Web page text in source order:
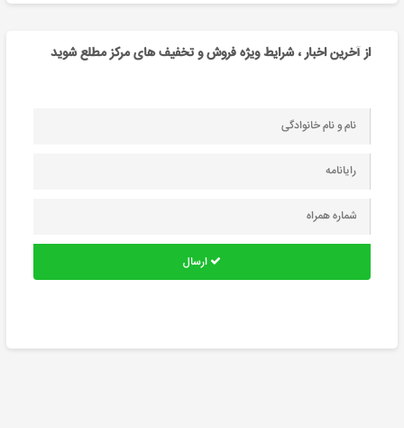
از آخرین اخبار ، شرایط ویژه فروش و تخفیف های مرکز مطلع شوید
ارسال